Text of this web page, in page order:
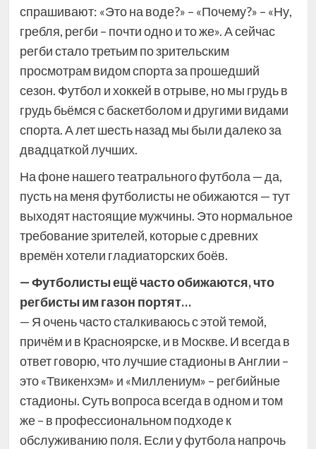
спрашивают: «Это на воде?» – «Почему?» – «Ну,
гребля, регби – почти одно и то же». А сейчас
регби стало третьим по зрительским
просмотрам видом спорта за прошедший
сезон. Футбол и хоккей в отрыве, но мы грудь в
грудь бьёмся с баскетболом и другими видами
спорта. А лет шесть назад мы были далеко за
двадцаткой лучших.
На фоне нашего театрального футбола — да,
пусть на меня футболисты не обижаются — тут
выходят настоящие мужчины. Это нормальное
требование зрителей, которые с древних
времён хотели гладиаторских боёв.
— Футболисты ещё часто обижаются, что
регбисты им газон портят…
— Я очень часто сталкиваюсь с этой темой,
причём и в Красноярске, и в Москве. И всегда в
ответ говорю, что лучшие стадионы в Англии –
это «Твикенхэм» и «Миллениум» – регбийные
стадионы. Суть вопроса всегда в одном и том
же – в профессиональном подходе к
обслуживанию поля. Если у футбола напрочь